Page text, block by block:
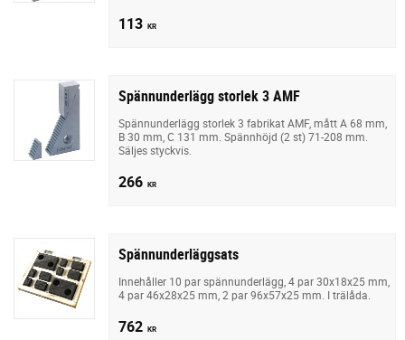
113 KR
Spännunderlägg storlek 3 AMF
Spännunderlägg storlek 3 fabrikat AMF, mått A 68 mm,
B 30 mm, C 131 mm. Spännhöjd (2 st) 71-208 mm.
Säljes styckvis.
266 KR
Spännunderläggsats
Innehåller 10 par spännunderlägg, 4 par 30x18x25 mm,
4 par 46x28x25 mm, 2 par 96x57x25 mm. I trälåda.
762 KR